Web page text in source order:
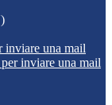
inviare una mail
inviare una mail